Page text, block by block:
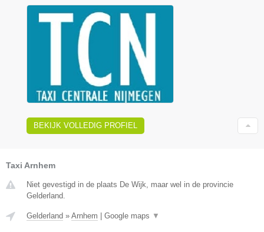
BEKIJK VOLLEDIG PROFIEL
Taxi Arnhem
Niet gevestigd in de plaats De Wijk, maar wel in de provincie
Gelderland.
Gelderland » Arnhem Google maps ▼